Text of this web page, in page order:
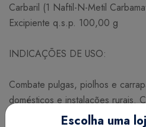
Carbaril (1 Naftil-N-Metil
Excipiente q.s.p. 100,00 g
INDICAÇÕES DE USO:
Combate pulgas, piolhos e
domésticos e instalações rurais.
ácaros dos currais, estábulos,
Escolha uma